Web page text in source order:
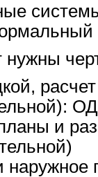
нужны
и